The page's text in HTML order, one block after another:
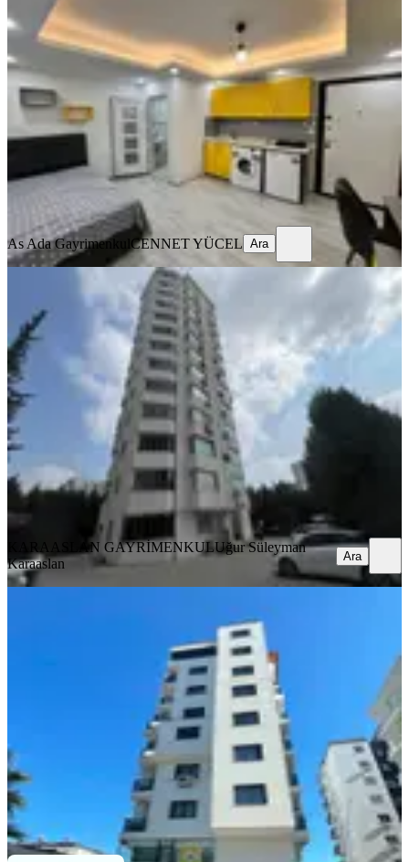
Daire️
Seyhan, Yenibaraj Mahallesi
Stüdyo·45 m² ·2. Kat
14.000 ₺
As Ada GayrimenkulCENNET YÜCEL
As Ada Gayrimenkul CENNET YÜCEL Ara
Gürselpaşa'da/yeni Bina/3
Cephe/2+1/k.mutfak/ç.banyo/full
Eşyalı
Seyhan, Gürselpaşa Mahallesi
2+1 ·125 m² ·4. Kat· 07.08.2026
34.750 ₺
KARAASLAN GAYRİMENKUL Uğur Süleyman Karaaslan
Ara
KARAASLAN GAYRİMENKULUğur Süleyman
Karaaslan
Ara
Baraj Yolu Cazip Daire
Seyhan, Yenibaraj Mahallesi
80 m² ·4. Kat ·06.08.2026
29.000 ₺
FİNAL GAYRİMENKUL mustafa emir özer
Ara